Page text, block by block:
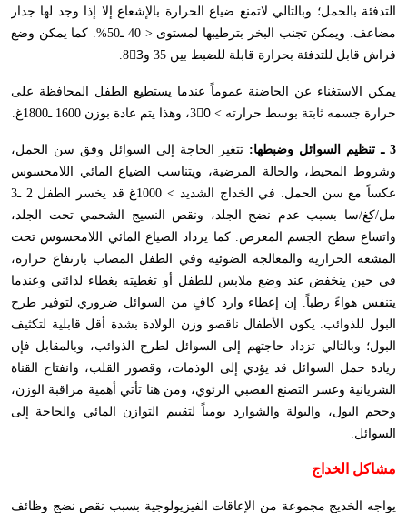
التدفئة بالحمل؛ وبالتالي لاتمنع ضياع الحرارة بالإشعاع إلا إذا وجد لها جدار
مضاعف. ويمكن تجنب البخر بترطيبها لمستوى < 40 ـ50%. كما يمكن وضع
فراش قابل للتدفئة بحرارة قابلة للضبط بين 35 و83ْ.
يمكن الاستغناء عن الحاضنة عموماً عندما يستطيع الطفل المحافظة على
حرارة جسمه ثابتة بوسط حرارته > 30ْ، وهذا يتم عادة بوزن 1600 ـ1800غ.
3 ـ تنظيم السوائل وضبطها:
تتغير الحاجة إلى السوائل وفق سن الحمل،
وشروط المحيط، والحالة المرضية، ويتناسب الضياع المائي اللامحسوس
عكساً مع سن الحمل. في الخداج الشديد > 1000غ قد يخسر الطفل 2 ـ3
مل/كغ/سا بسبب عدم نضج الجلد، ونقص النسيج الشحمي تحت الجلد،
واتساع سطح الجسم المعرض. كما يزداد الضياع المائي اللامحسوس تحت
المشعة الحرارية والمعالجة الضوئية وفي الطفل المصاب بارتفاع حرارة،
في حين ينخفض عند وضع ملابس للطفل أو تغطيته بغطاء لدائني وعندما
يتنفس هواءً رطباً. إن إعطاء وارد كافٍ من السوائل ضروري لتوفير طرح
البول للذوائب. يكون الأطفال ناقصو وزن الولادة بشدة أقل قابلية لتكثيف
البول؛ وبالتالي تزداد حاجتهم إلى السوائل لطرح الذوائب، وبالمقابل فإن
زيادة حمل السوائل قد يؤدي إلى الوذمات، وقصور القلب، وانفتاح القناة
الشريانية وعسر التصنع القصبي الرئوي، ومن هنا تأتي أهمية مراقبة الوزن،
وحجم البول، والبولة والشوارد يومياً لتقييم التوازن المائي والحاجة إلى
السوائل.
مشاكل الخداج
يواجه الخديج مجموعة من الإعاقات الفيزيولوجية بسبب نقص نضج وظائف